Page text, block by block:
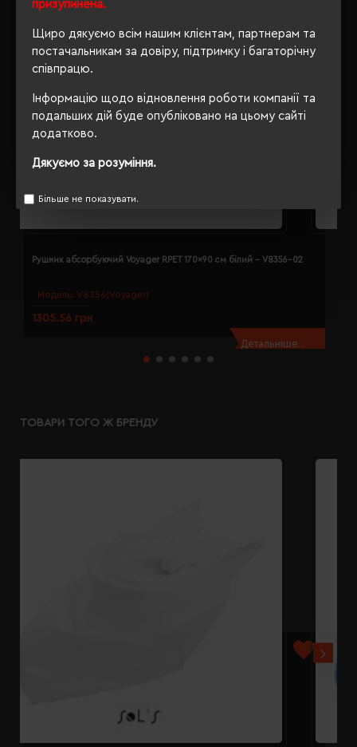
призупинена.
Щиро дякуємо всім нашим клієнтам, партнерам та
постачальникам за довіру, підтримку і багаторічну
співпрацю.
Інформацію щодо відновлення роботи компанії та
подальших дій буде опубліковано на цьому сайті
додатково.
Дякуємо за розуміння.
Більше не показувати.
Модель: V8356(Voyager)
Рушник абсорбуючий Voyager RPET 170x90 см білий - V8356-02
1305.56 грн
Детальніше...
ТОВАРИ ТОГО Ж БРЕНДУ